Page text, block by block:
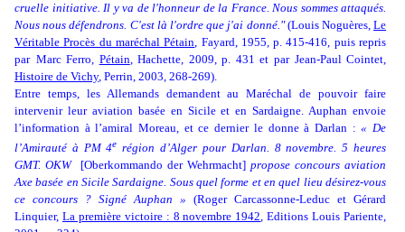
cruelle initiative. Il y va de l'honneur de la France. Nous sommes attaqués.
Nous nous défendrons. C'est là l'ordre que j'ai donné."(Louis Noguères,Le
Véritable Procès du maréchal Pétain, Fayard, 1955, p. 415-416, puis repris
par Marc Ferro, Pétain, Hachette, 2009, p. 431 et par Jean-Paul Cointet,
Histoire de Vichy, Perrin, 2003, 268-269).
Entre temps, les Allemands demandent au Maréchal de pouvoir faire
intervenir leur aviation basée en Sicile et en Sardaigne. Auphan envoie
l’information à l’amiral Moreau, et ce dernier le donne à Darlan :« De
l’Amirauté à PM 4e région d’Alger pour Darlan. 8 novembre. 5 heures
GMT. OKW
[Oberkommando der Wehrmacht]propose concours aviation
Axe basée en Sicile Sardaigne. Sous quel forme et en quel lieu désirez-vous
ce concours ? Signé Auphan » (Roger Carcassonne-Leduc et Gérard
Linquier, La première victoire : 8 novembre 1942 Editions Louis Pariente,